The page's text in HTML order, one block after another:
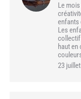
Le
enfants
Les
collectif
haut en
23